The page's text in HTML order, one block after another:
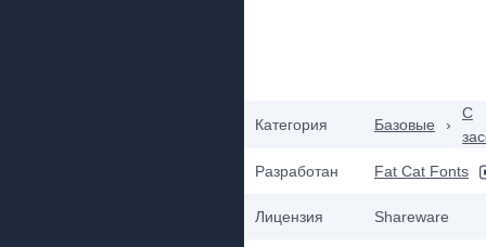
Категория Базовые ›
С
Разработан
Fat Cat Fonts
Лицензия Shareware